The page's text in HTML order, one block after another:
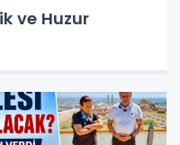
ve Huzur